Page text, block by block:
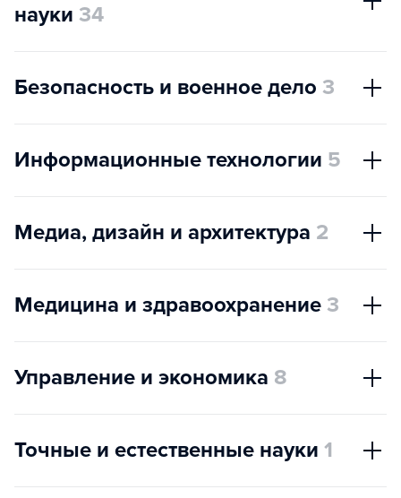
науки 34
Безопасность и военное дело 3
Информационные технологии 5
Медиа, дизайн и архитектура 2
Медицина и здравоохранение 3
Управление и экономика 8
Точные и естественные науки 1